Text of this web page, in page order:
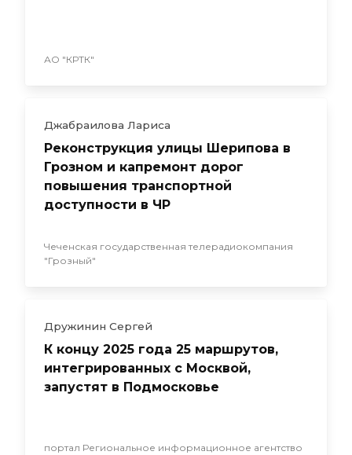
АО "КРТК"
Джабраилова Лариса
Реконструкция улицы Шерипова в
Грозном и капремонт дорог
повышения транспортной
доступности в ЧР
Чеченская государственная телерадиокомпания
"Грозный"
Дружинин Сергей
К концу 2025 года 25 маршрутов,
интегрированных с Москвой,
запустят в Подмосковье
портал Региональное информационное агентство